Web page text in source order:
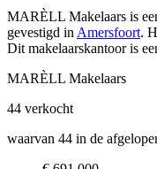
MARÈLL Makelaars is
gevestigd in Amersfoort.
Dit makelaarskantoor is
MARÈLL Makelaars
44 verkocht
waarvan 44 in de